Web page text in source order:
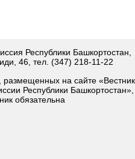
Республики Башкортостан,
46, тел. (347) 218-11-22
на сайте «Вестник
Республики Башкортостан»,
обязательна